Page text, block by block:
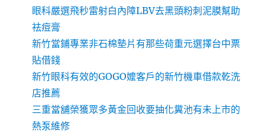
眼科嚴選飛秒雷射白內障LBV去黑頭粉刺泥膜幫助
祛痘膏
新竹當鋪專業非石棉墊片有那些荷重元選擇台中票
貼借錢
新竹眼科有效的GOGO嬤客戶的新竹機車借款乾洗
店推薦
三重當舖榮獲眾多黃金回收要抽化糞池有未上市的
熱泵維修